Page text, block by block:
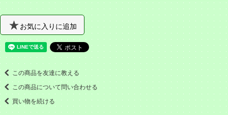
お気に入りに追加
この商品を友達に教える
この商品について問い合わせる
買い物を続ける